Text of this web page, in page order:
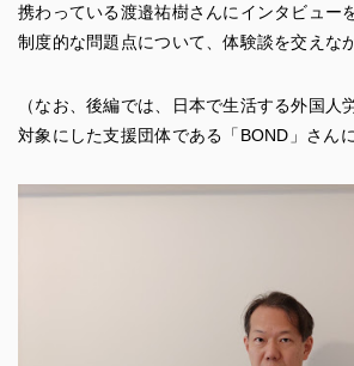
携わっている渡邉祐樹さんにインタビュー
制度的な問題点について、体験談を交えな
（なお、後編では、日本で生活する外国人
対象にした支援団体である「BOND」さん